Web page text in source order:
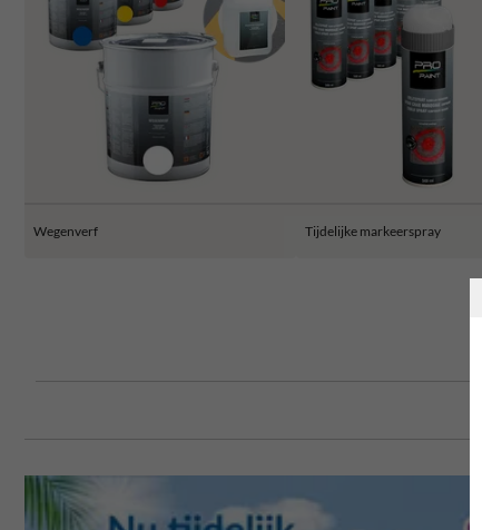
Wegenverf Tijdelijke markeerspray